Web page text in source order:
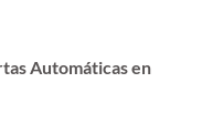
Automáticas en